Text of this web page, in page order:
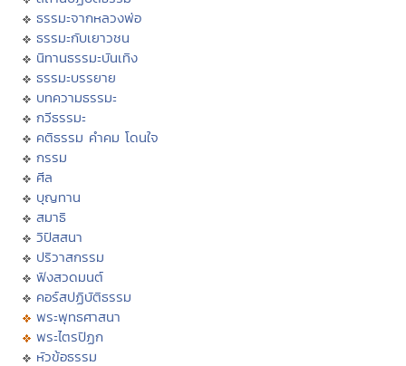
ธรรมะจากหลวงพ่อ
ธรรมะกับเยาวชน
นิทานธรรมะบันเทิง
ธรรมะบรรยาย
บทความธรรมะ
กวีธรรมะ
คติธรรม คำคม โดนใจ
กรรม
ศีล
บุญทาน
สมาธิ
วิปัสสนา
ปริวาสกรรม
ฟังสวดมนต์
คอร์สปฏิบัติธรรม
พระพุทธศาสนา
พระไตรปิฏก
หัวข้อธรรม